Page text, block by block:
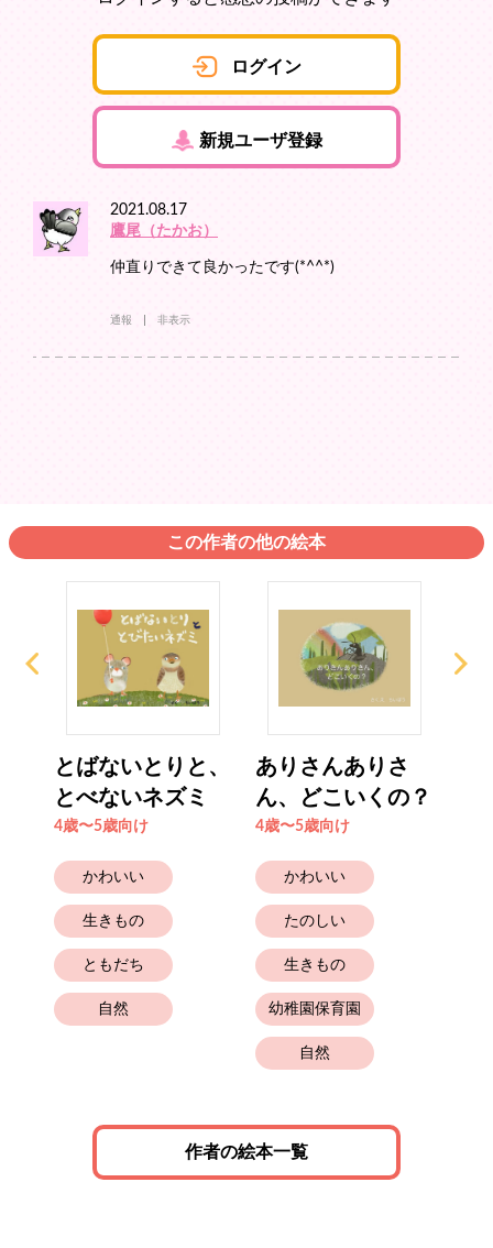
ログイン
新規ユーザ登録
2021.08.17
鷹尾（たかお）
仲直りできて良かったです(*^^*)
通報 非表示
この作者の他の絵本
とばないとりと、
とべないネズミ
4歳〜5歳向け
かわいい
生きもの
ともだち
自然
ありさんありさ
ん、どこいくの？
4歳〜5歳向け
かわいい
たのしい
生きもの
幼稚園保育園
自然
作者の絵本一覧